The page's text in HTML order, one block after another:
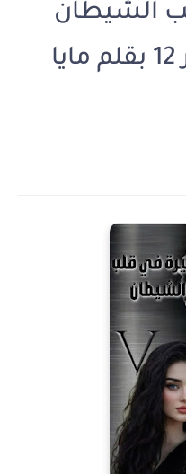
الشيطان
الفصل الثاني عشر 12 بقلم مايا